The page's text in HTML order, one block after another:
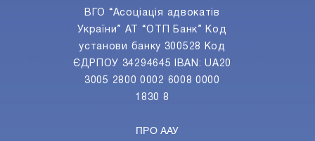
ВГО “Асоціація адвокатів
України” АТ “ОТП Банк” Код
установи банку 300528 Код
ЄДРПОУ 34294645 IBAN: UA20
3005 2800 0002 6008 0000
1830 8
ПРО ААУ